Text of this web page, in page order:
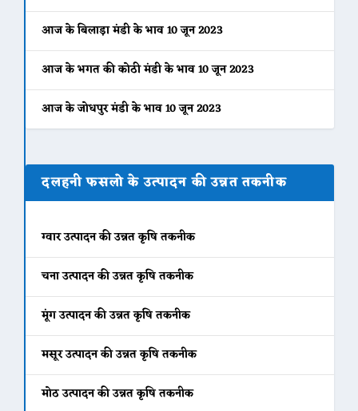
आज के बिलाड़ा मंडी के भाव 10 जून 2023
आज के भगत की कोठी मंडी के भाव 10 जून 2023
आज के जोधपुर मंडी के भाव 10 जून 2023
दलहनी फसलो के उत्पादन की उन्नत तकनीक
ग्वार उत्पादन की उन्नत कृषि तकनीक
चना उत्पादन की उन्नत कृषि तकनीक
मूंग उत्पादन की उन्नत कृषि तकनीक
मसूर उत्पादन की उन्नत कृषि तकनीक
मोठ उत्पादन की उन्नत कृषि तकनीक